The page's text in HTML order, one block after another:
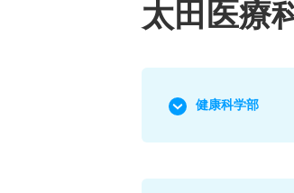
太田医療
健康科学部